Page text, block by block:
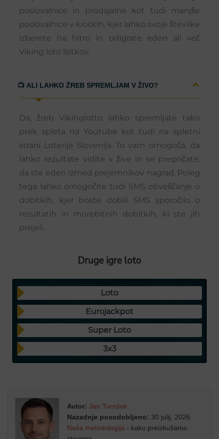
poslovalnice in prodajalne kot tudi manjše
poslovalnice v kioskih, kjer lahko svoje številke
izberete na hitro in odigrate eden ali več
Viking loto listkov.
📺 ALI LAHKO ŽREB SPREMLJAM V ŽIVO?
Da, žreb Vikinglotto lahko spremljate tako
prek spleta na Youtube kot tudi na spletni
strani Loterije Slovenija. To vam omogoča, da
lahko rezultate vidite v žive in se prepričate,
da ste eden izmed prejemnikov nagrad. Poleg
tega lahko omogočite tudi SMS obveščanje o
dobitkih, kjer boste dobili SMS sporočilo o
rezultatih in morebitnih dobitkih, ki ste jih
prejeli.
Druge igre loto
Loto
Eurojackpot
Super Loto
3x3
Avtor: Jan Turnšek
Nazadnje posodobljeno: 30 julij, 2026
Naša metodologija - kako preizkušamo